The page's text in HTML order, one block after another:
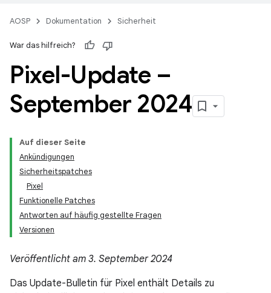
AOSP Dokumentation Sicherheit
War das hilfreich?
Pixel-Update –
September 2024
Auf dieser Seite
Ankündigungen
Sicherheitspatches
Pixel
Funktionelle Patches
Antworten auf häufig gestellte Fragen
Versionen
Veröffentlicht am 3. September 2024
Das Update-Bulletin für Pixel enthält Details zu